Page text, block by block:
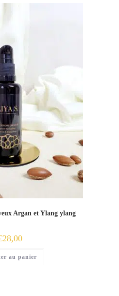
Argan et Ylang ylang
28,00
au panier